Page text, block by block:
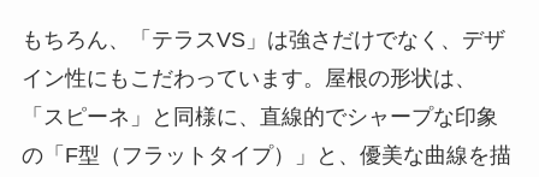
もちろん、「テラスVS」は強さだけでなく、デザ
イン性にもこだわっています。屋根の形状は、
「スピーネ」と同様に、直線的でシャープな印象
の「F型（フラットタイプ）」と、優美な曲線を描